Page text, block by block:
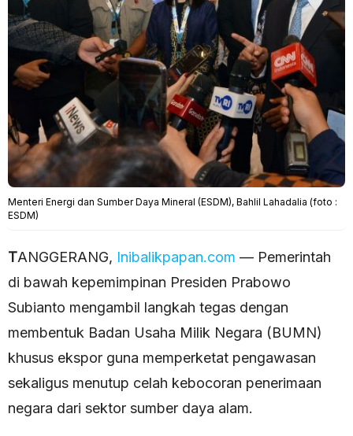
Menteri Energi dan Sumber Daya Mineral (ESDM), Bahlil Lahadalia (foto :
ESDM)
TANGGERANG, Inibalikpapan.com — Pemerintah
di bawah kepemimpinan Presiden Prabowo
Subianto mengambil langkah tegas dengan
membentuk Badan Usaha Milik Negara (BUMN)
khusus ekspor guna memperketat pengawasan
sekaligus menutup celah kebocoran penerimaan
negara dari sektor sumber daya alam.